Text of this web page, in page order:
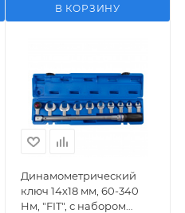
В КОРЗИНУ
Динамометрический
ключ 14х18 мм, 60-340
Нм, "FIT", с набором